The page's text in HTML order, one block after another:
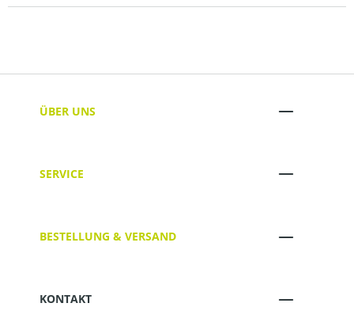
ÜBER UNS
SERVICE
BESTELLUNG & VERSAND
KONTAKT